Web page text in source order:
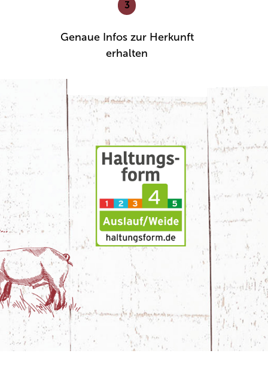
3
Genaue Infos zur Herkunft
erhalten